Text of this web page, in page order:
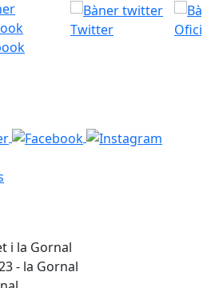
Twitter
i la Gornal
- la Gornal